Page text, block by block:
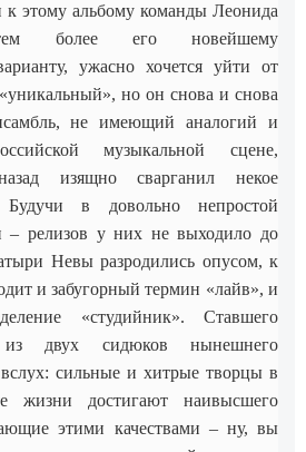
к этому альбому команды Леонида
более его новейшему
ужасно хочется уйти от
но он снова и снова
не имеющий аналогий и
музыкальной сцене,
изящно сварганил некое
Будучи в довольно непростой
– релизов у них не выходило до
Невы разродились опусом, к
и забугорный термин «лайв», и
«студийник». Ставшего
из двух сидюков нынешнего
сильные и хитрые творцы в
жизни достигают наивысшего
этими качествами – ну, вы